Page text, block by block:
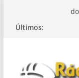
Últimos: